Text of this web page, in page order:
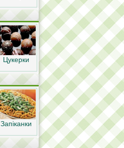
Цукерки
Запіканки